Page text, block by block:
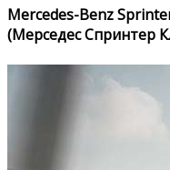
Mercedes-Benz
(Мерседес Спринтер